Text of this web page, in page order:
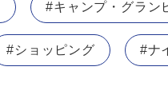
#キャンプ・グラン
#ショッピング #ナ